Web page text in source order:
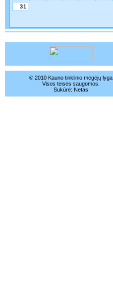
31
© 2010 Kauno tinklinio mėgėjų lyga
Visos teisės saugomos.
Sukūrė: Netas